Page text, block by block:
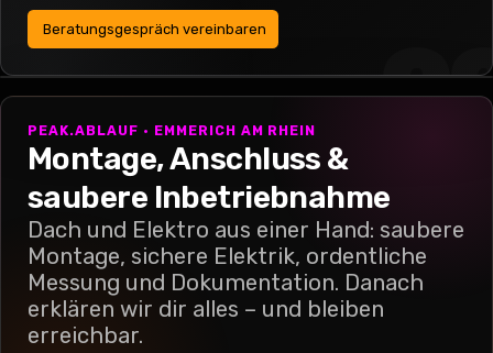
Beratungsgespräch vereinbaren
PEAK.ABLAUF · EMMERICH AM RHEIN
Montage, Anschluss &
saubere Inbetriebnahme
Dach und Elektro aus einer Hand: saubere
Montage, sichere Elektrik, ordentliche
Messung und Dokumentation. Danach
erklären wir dir alles – und bleiben
erreichbar.